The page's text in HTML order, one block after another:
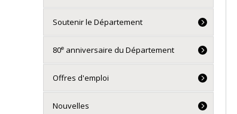
Soutenir le Département
80e anniversaire du Département
Offres d'emploi
Nouvelles